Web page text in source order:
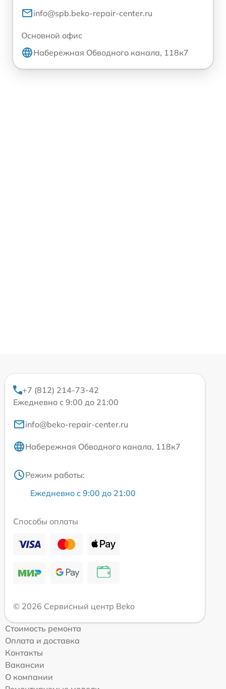
info@spb.beko-repair-center.ru
Основной офис
Набережная Обводного канала, 118к7
+7 (812) 214-73-42
Ежедневно с 9:00 до 21:00
info@beko-repair-center.ru
Набережная Обводного канала, 118к7
Режим работы:
Ежедневно с 9:00 до 21:00
Способы оплаты
© 2026 Сервисный центр Beko
Стоимость ремонта
Оплата и доставка
Контакты
Вакансии
О компании